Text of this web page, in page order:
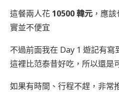
這餐兩人花 10500 韓元 ，應
實並不便宜
不過前面我在 Day 1 遊記有
這裡比范泰昔好吃，所以還是
如果有時間、行程不趕，非常